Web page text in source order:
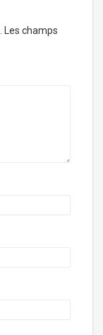
Les champs